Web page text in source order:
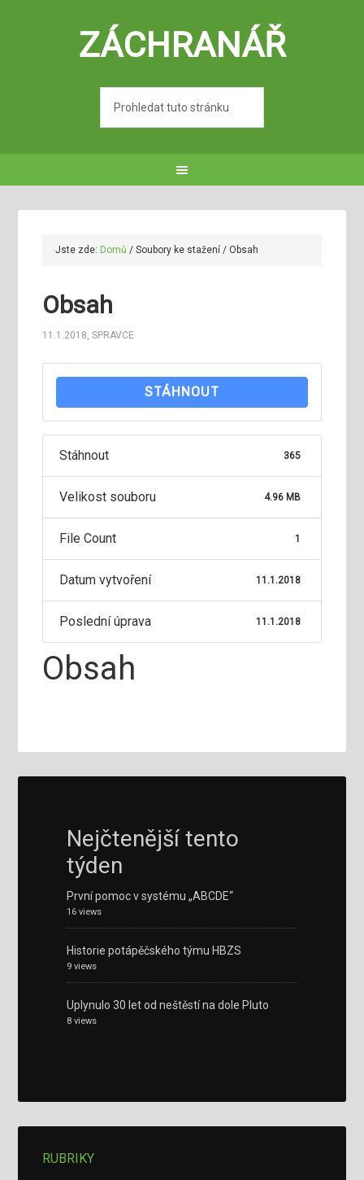
ZÁCHRANÁŘ
Jste zde: Domů / Soubory ke stažení/ Obsah
Obsah
11.1.2018,SPRAVCE
STÁHNOUT
Stáhnout 365
Velikost souboru 4.96 MB
File Count 1
Datum vytvoření 11.1.2018
Poslední úprava 11.1.2018
Obsah
Nejčtenější tento
týden
První pomoc v systému „ABCDE“
16 views
Historie potápěčského týmu HBZS
9 views
Uplynulo 30 let od neštěstí na dole Pluto
8 views
RUBRIKY